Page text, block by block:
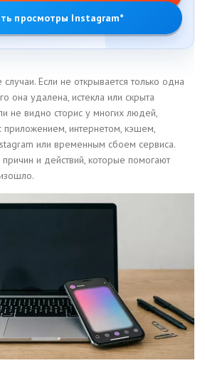
просмотры Instagram*
Если не открывается только одна
она удалена, истекла или скрыта
не видно сторис у многих людей,
приложением, интернетом, кэшем,
или временным сбоем сервиса.
и действий, которые помогают